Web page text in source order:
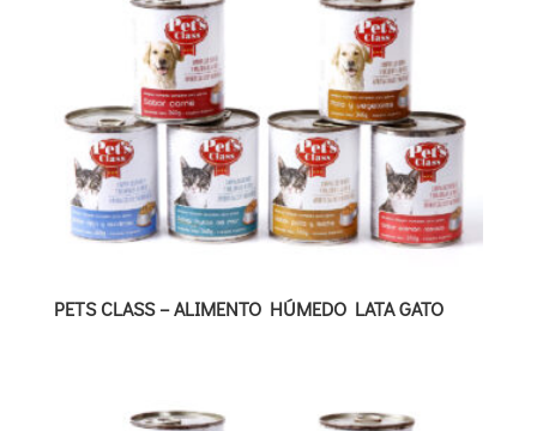
PETS CLASS – ALIMENTO HÚMEDO LATA GATO